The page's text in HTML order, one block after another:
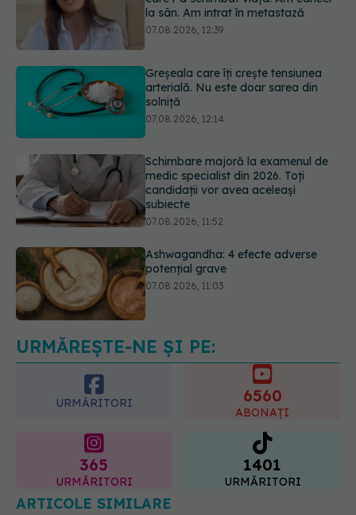
Greșeala care îți crește tensiunea
solniță
Schimbare majoră la examenul de
medic specialist din 2026. Toți
candidații vor avea aceleași
07.08.2026, 11:52
Ashwagandha: 4 efecte adverse
potențial grave
07.08.2026, 11:03
Ți-ai mărit buzele? Cele 4 greșeli
care pot strica rezultatul după
URMĂREȘTE-NE ȘI PE:
URMĂRITORI 6560
ABONAȚI
365
URMĂRITORI
1401
URMĂRITORI
ARTICOLE SIMILARE